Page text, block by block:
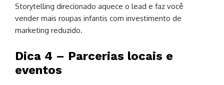
Storytelling direcionado aquece o lead e faz você
vender mais roupas infantis com investimento de
marketing reduzido.
Dica 4 – Parcerias locais e
eventos